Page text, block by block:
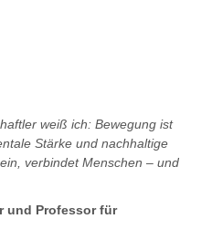
weiß ich: Bewegung ist
Stärke und nachhaltige
verbindet Menschen – und
und Professor für